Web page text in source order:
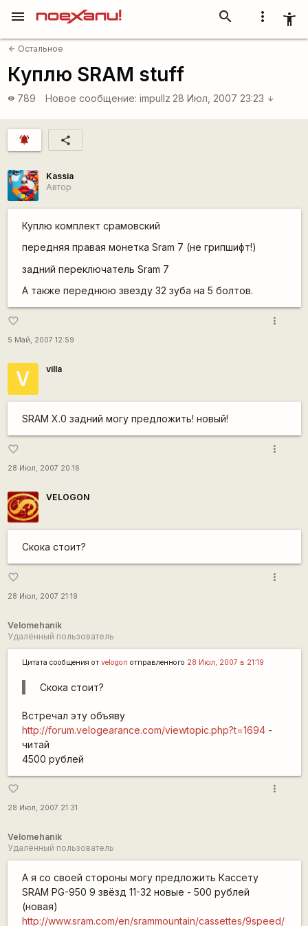
more_vert accessibility_new
search
menu
arrow_back Остальное
Куплю SRAM stuff
visibility 789 Новое сообщение: impullz 28 Июл, 2007 23:23 arrow_downward
notifications_active share
Kassia
Автор
Куплю комплект срамовский
передняя правая монетка Sram 7 (не грипшифт!)
задний переключатель Sram 7
А также переднюю звезду 32 зуба на 5 болтов.
favorite_border
5 Май, 2007 12:59
more_vert
V villa
SRAM X.0 задний могу предложить! новый!
favorite_border
28 Июл, 2007 20:16
more_vert
VELOGON
Скока стоит?
favorite_border
28 Июл, 2007 21:19
more_vert
Velomehanik
Удалённый пользователь
Цитата сообщения от velogon отправленного 28 Июл, 2007 в 21:19
Скока стоит?
Встречал эту объяву
http://forum.velogearance.com/viewtopic.php?t=1694-
читай
4500 рублей
favorite_border
28 Июл, 2007 21:31
more_vert
Velomehanik
Удалённый пользователь
А я со своей стороны могу предложить Кассету
SRAM PG-950 9 звёзд 11-32 новые - 500 рублей
(новая)
http://www.sram.com/en/srammountain/cassettes/9speed/